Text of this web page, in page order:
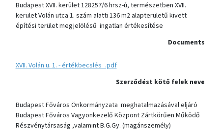
Budapest XVII. kerület 128257/6 hrsz-ú, természetben XVII.
kerület Volán utca 1. szám alatti 136 m2 alapterületű kivett
építési terület megjelölésű ingatlan értékesítése
Documents
XVII. Volán u. 1. - értékbecslés_.pdf
Szerződést kötő felek neve
Budapest Főváros Önkormányzata meghatalmazásával eljáró
Budapest Főváros Vagyonkezelő Központ Zártkörűen Működő
Részvénytársaság ,valamint B.G.Gy. (magánszemély)